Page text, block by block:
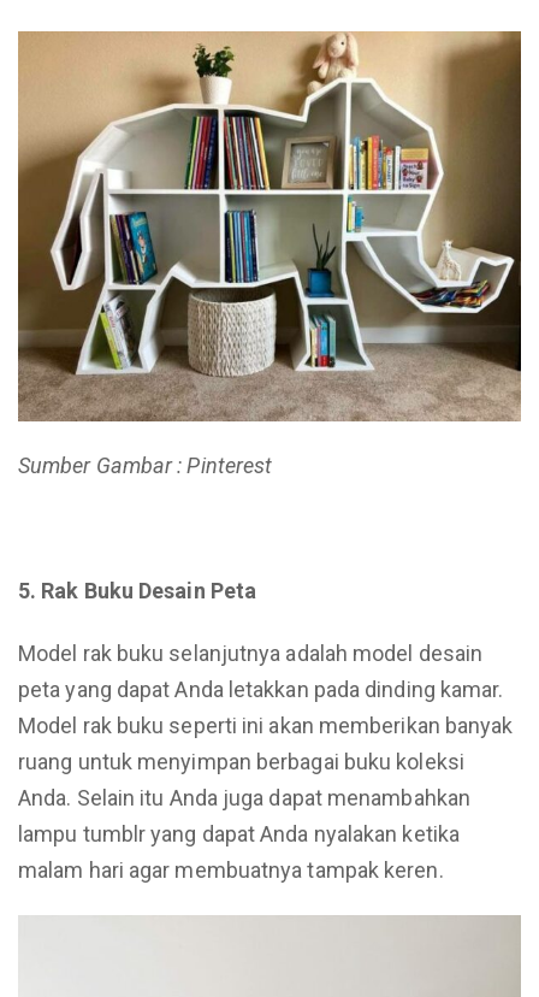
Sumber Gambar : Pinterest
5. Rak Buku Desain Peta
Model rak buku selanjutnya adalah model desain
peta yang dapat Anda letakkan pada dinding kamar.
Model rak buku seperti ini akan memberikan banyak
ruang untuk menyimpan berbagai buku koleksi
Anda. Selain itu Anda juga dapat menambahkan
lampu tumblr yang dapat Anda nyalakan ketika
malam hari agar membuatnya tampak keren.